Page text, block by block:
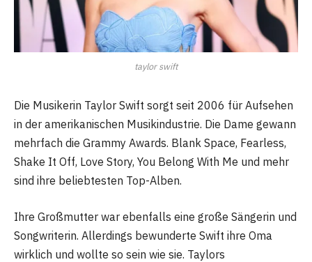
taylor swift
Die Musikerin Taylor Swift sorgt seit 2006 für Aufsehen
in der amerikanischen Musikindustrie. Die Dame gewann
mehrfach die Grammy Awards. Blank Space, Fearless,
Shake It Off, Love Story, You Belong With Me und mehr
sind ihre beliebtesten Top-Alben.
Ihre Großmutter war ebenfalls eine große Sängerin und
Songwriterin. Allerdings bewunderte Swift ihre Oma
wirklich und wollte so sein wie sie. Taylors